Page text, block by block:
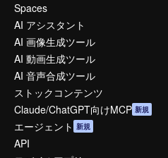
Spaces
AI アシスタント
AI 画像生成ツール
AI 動画生成ツール
AI 音声合成ツール
ストックコンテンツ
Claude/ChatGPT向けMCP 新規
エージェント 新規
API